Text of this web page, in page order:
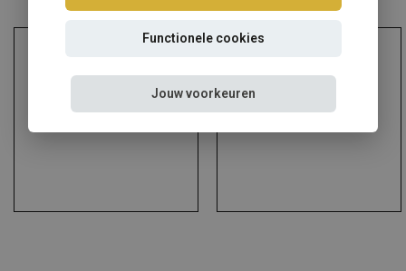
Functionele cookies
Jouw voorkeuren